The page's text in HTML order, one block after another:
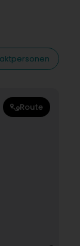
Route